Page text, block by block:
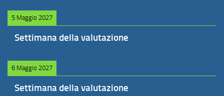
5 Maggio 2027
Settimana della valutazione
6 Maggio 2027
Settimana della valutazione